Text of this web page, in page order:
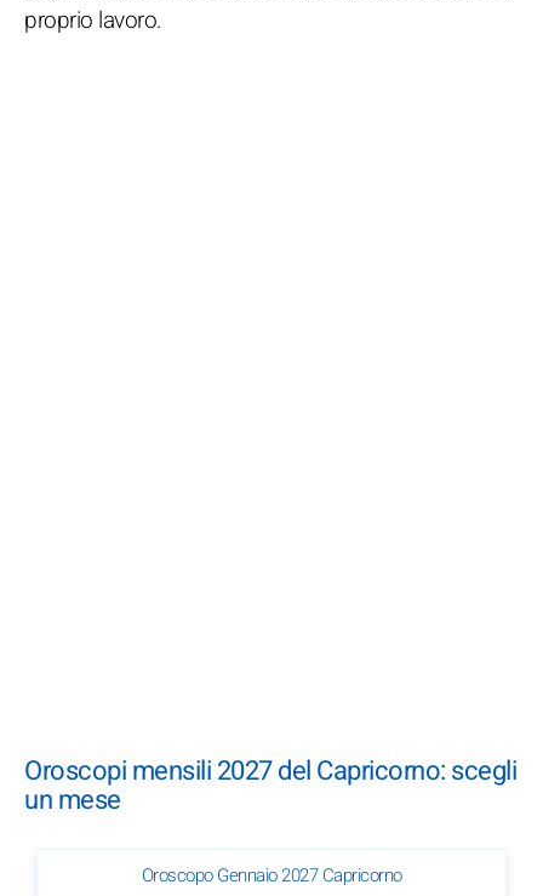
proprio lavoro.
Oroscopi mensili 2027 del Capricorno: scegli
un mese
Oroscopo Gennaio 2027 Capricorno